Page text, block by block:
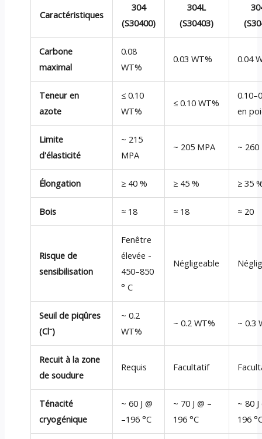
Caractéristiques
304
(S30400)
304L
(S30403)
Carbone
maximal
0.08
WT%
0.03 WT% 0.04
Teneur en
azote
≤ 0.10
WT%
≤ 0.10 WT%
en
Limite
d'élasticité
~ 215
MPA
~ 205 MPA ~ 260
Élongation ≥ 40 % ≥ 45 % ≥ 35
Bois ≈ 18 ≈ 18 ≈ 20
Risque de
sensibilisation
Fenêtre
élevée -
450–850
° C
Négligeable
Seuil de piqûres
(Cl⁻)
~ 0.2
WT%
~ 0.2 WT% ~ 0.3
Recuit à la zone
de soudure
Requis Facultatif
Ténacité
cryogénique
~ 60 J @
–196 °C
~ 70 J @ –
196 °C
~ 80 J
196